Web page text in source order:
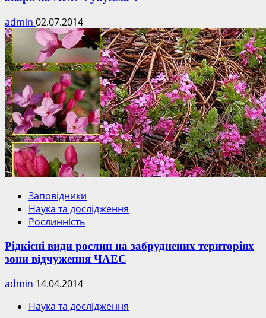
admin 02.07.2014
Заповідники
Наука та дослідження
Рослинність
Рідкісні види рослин на забруднених територіях
зони відчуження ЧАЕС
admin 14.04.2014
Наука та дослідження